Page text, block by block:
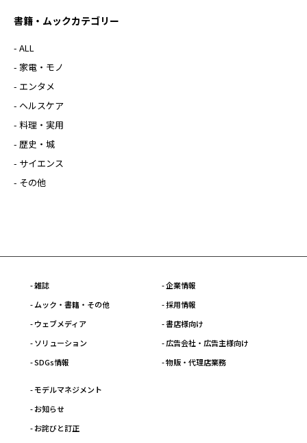
書籍・ムックカテゴリー
- ALL
- 家電・モノ
- エンタメ
- ヘルスケア
- 料理・実用
- 歴史・城
- サイエンス
- その他
- 雑誌
- ムック・書籍・その他
- ウェブメディア
- ソリューション
- SDGs情報
- 企業情報
- 採用情報
- 書店様向け
- 広告会社・広告主様向け
- 物販・代理店業務
- モデルマネジメント
- お知らせ
- お詫びと訂正